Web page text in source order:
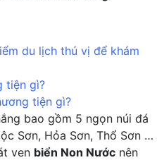
du lịch thú vị để khám
tiện gì?
tiện gì?
bao gồm 5 ngọn núi đá
Sơn, Hỏa Sơn, Thổ Sơn …
ven biển Non Nước nên